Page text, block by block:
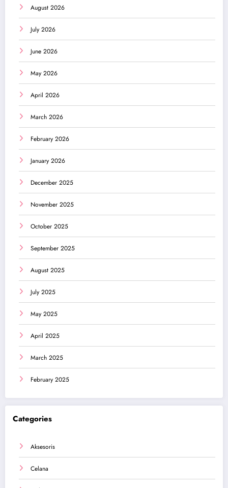
August 2026
July 2026
June 2026
May 2026
April 2026
March 2026
February 2026
January 2026
December 2025
November 2025
October 2025
September 2025
August 2025
July 2025
May 2025
April 2025
March 2025
February 2025
Categories
Aksesoris
Celana